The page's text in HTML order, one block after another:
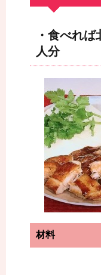
・食べれ
人分
材料